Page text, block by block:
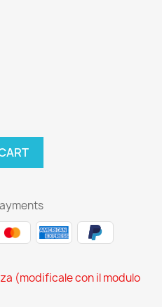
(modificale con il modulo